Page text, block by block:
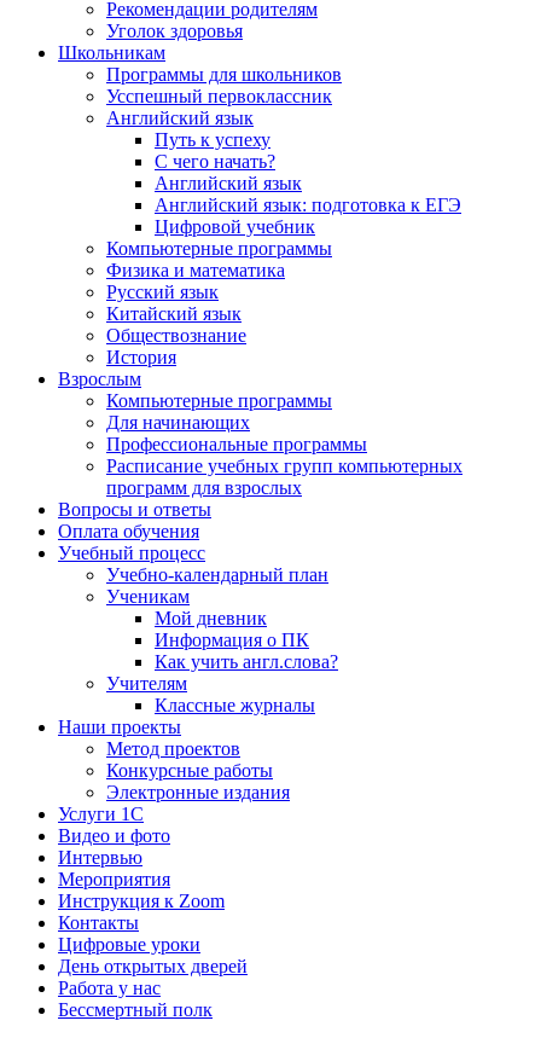
Рекомендации родителям
Уголок здоровья
Школьникам
Программы для школьников
Усспешный первоклассник
Английский язык
Путь к успеху
С чего начать?
Английский язык
Английский язык: подготовка к ЕГЭ
Цифровой учебник
Компьютерные программы
Физика и математика
Русский язык
Китайский язык
Обществознание
История
Взрослым
Компьютерные программы
Для начинающих
Профессиональные программы
Расписание учебных групп компьютерных
программ для взрослых
Вопросы и ответы
Оплата обучения
Учебный процесс
Учебно-календарный план
Ученикам
Мой дневник
Информация о ПК
Как учить англ.слова?
Учителям
Классные журналы
Наши проекты
Метод проектов
Конкурсные работы
Электронные издания
Услуги 1C
Видео и фото
Интервью
Мероприятия
Инструкция к Zoom
Контакты
Цифровые уроки
День открытых дверей
Работа у нас
Бессмертный полк